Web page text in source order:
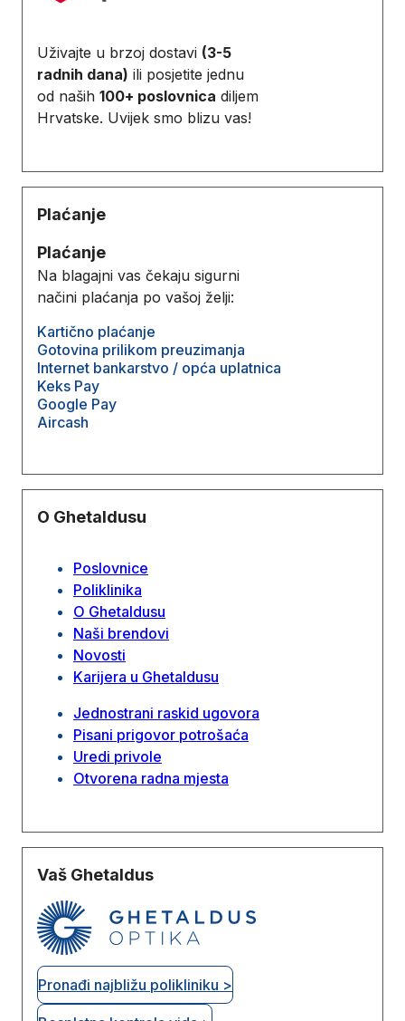
Uživajte u brzoj dostavi (3-5
radnih dana) ili posjetite jednu
od naših 100+ poslovnica diljem
Hrvatske. Uvijek smo blizu vas!
Plaćanje
Plaćanje
Na blagajni vas čekaju sigurni
načini plaćanja po vašoj želji:
Kartično plaćanje
Gotovina prilikom preuzimanja
Internet bankarstvo / opća uplatnica
Keks Pay
Google Pay
Aircash
O Ghetaldusu
Poslovnice
Poliklinika
O Ghetaldusu
Naši brendovi
Novosti
Karijera u Ghetaldusu
Jednostrani raskid ugovora
Pisani prigovor potrošaća
Uredi privole
Otvorena radna mjesta
Vaš Ghetaldus
Pronađi najbližu polikliniku >